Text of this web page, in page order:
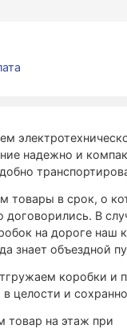
надежно и
товары в срок, о
договорились. В
на дороге наш
знает объездной
коробки и
целости и
товар на этаж при